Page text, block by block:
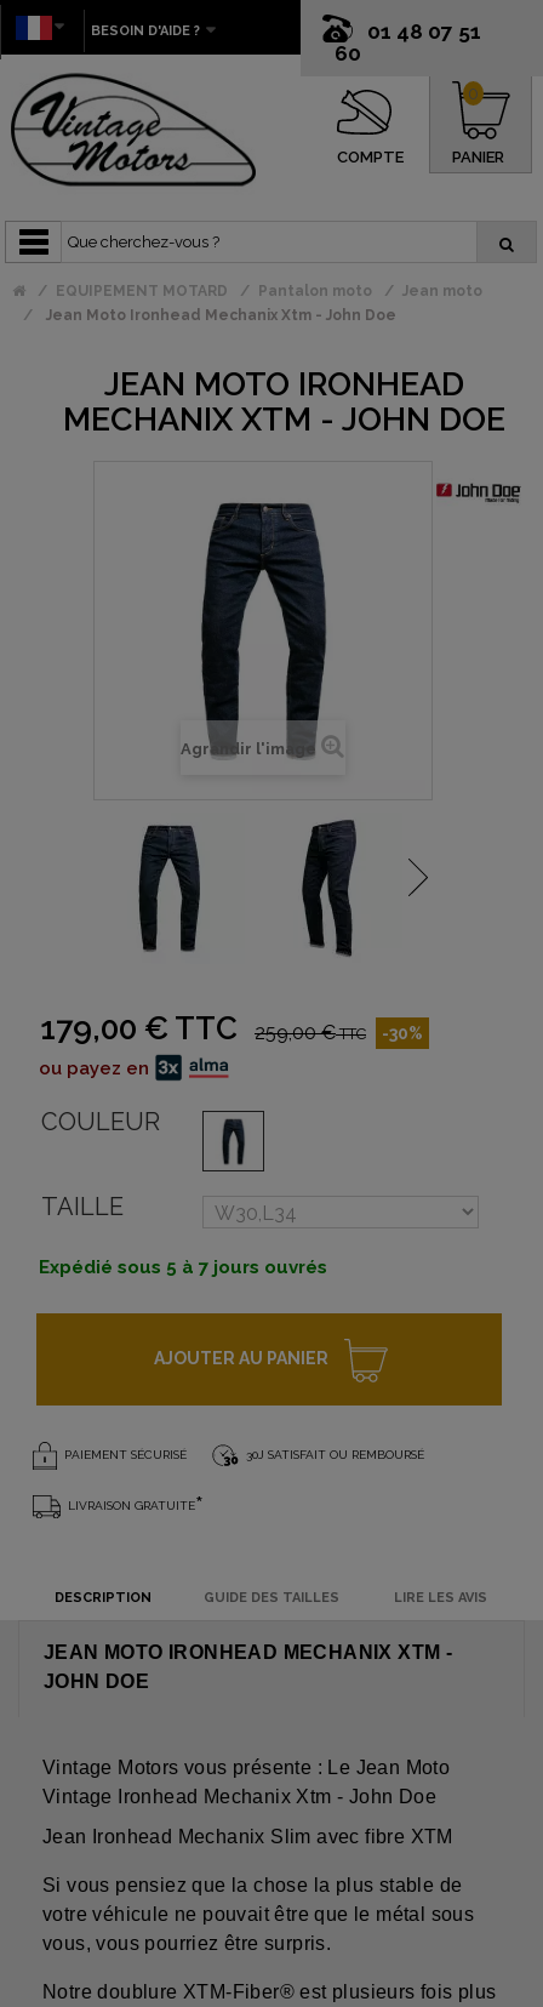
01 48 07 51
60
BESOIN D'AIDE ?
COMPTE PANIER
0
EQUIPEMENT MOTARD Pantalon moto
Jean moto
Jean Moto Ironhead Mechanix Xtm - John Doe
JEAN MOTO IRONHEAD
MECHANIX XTM - JOHN DOE
Agrandir l'image
179,00 € TTC 259,00 €TTC -30%
ou payez en
COULEUR
TAILLE
Expédié sous 5 à 7 jours ouvrés
AJOUTER AU PANIER
PAIEMENT SÉCURISÉ 30J SATISFAIT OU REMBOURSÉ
LIVRAISON GRATUITE*
DESCRIPTION GUIDE DES TAILLES LIRE LES AVIS
JEAN MOTO IRONHEAD MECHANIX XTM -
JOHN DOE
Vintage Motors vous présente : Le Jean Moto
Vintage Ironhead Mechanix Xtm - John Doe
Jean Ironhead Mechanix Slim avec fibre XTM
Si vous pensiez que la chose la plus stable de
votre véhicule ne pouvait être que le métal sous
vous, vous pourriez être surpris.
Notre doublure XTM-Fiber® est plusieurs fois plus